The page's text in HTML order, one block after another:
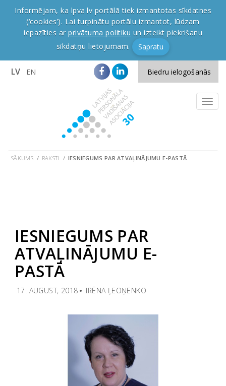
Informējam, ka lpva.lv portālā tiek izmantotas sīkdatnes
(‘cookies’). Lai turpinātu portālu izmantot, lūdzam
iepazīties ar privātuma politiku un izteikt piekrišanu
sīkdatņu lietojumam.
Sapratu
LV EN Biedru ielogošanās
SĀKUMS RAKSTI IESNIEGUMS PAR ATVAĻINĀJUMU E-PASTĀ
IESNIEGUMS PAR
ATVAĻINĀJUMU E-
PASTĀ
17. AUGUST, 2018 IRĒNA ĻEOŅENKO